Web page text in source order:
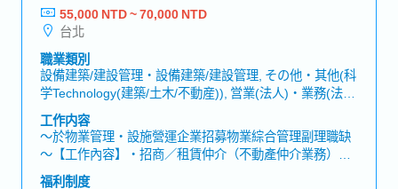
【公司福利】
・年終獎金 (約1.5個月)
・勞動/中秋/春節禮金
・中秋禮券/春節禮券/生日禮券
・英日語言津貼、效率津貼、其他技術津貼、交通津貼
・日文語言進修、自主專業外部訓練、年度教育訓練
・結婚禮券、住院慰問禮券
・健康檢查
55,000 NTD ~ 70,000 NTD
台北
職業類別
設備建築/建設管理・設備建築/建設管理, その他・其他(科
学Technology(建築/土木/不動産)), 営業(法人)・業務(法
人), 営業(個人)・業務(個人), その他(営業)・其他(業務)
工作内容
～於物業管理・設施營運企業招募物業綜合管理副理職缺
～【工作內容】・招商／租賃仲介（不動產仲介業務）制
度建立・提供商辦大樓內企業承租戶日常營運需求及諮
福利制度